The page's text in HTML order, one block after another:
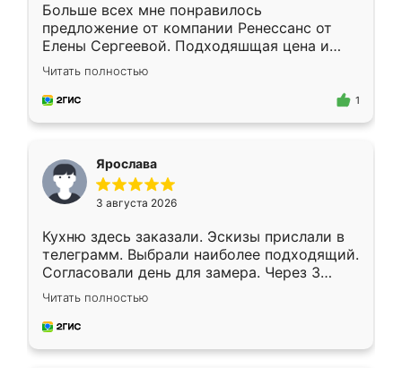
Больше всех мне понравилось
предложение от компании Ренессанс от
Елены Сергеевой. Подходяшщая цена и
короткие сроки изготовления. Приехавший
для замера сотрудник Владислав
предложил по моему эскизу самый
Читать полностью
1
Ярослава
3 августа 2026
Кухню здесь заказали. Эскизы прислали в
телеграмм. Выбрали наиболее подходящий.
Согласовали день для замера. Через 3
недели кухня была уже готова. Остались
довольны работой. Спасибо Ренессанс
мебель за качественную работу!
Читать полностью